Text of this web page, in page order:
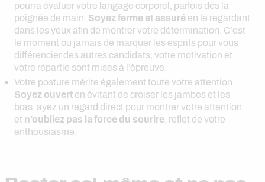
pourra évaluer votre langage corporel, parfois dès la
poignée de main. Soyez ferme et assuré en le regardant
dans les yeux afin de montrer votre détermination. C’est
le moment ou jamais de marquer les esprits pour vous
différencier des autres candidats, votre motivation et
votre répartie sont mises à l’épreuve.
Votre posture mérite également toute votre attention.
Soyez ouvert en évitant de croiser les jambes et les
bras, ayez un regard direct pour montrer votre attention
et n’oubliez pas la force du sourire , reflet de votre
enthousiasme.